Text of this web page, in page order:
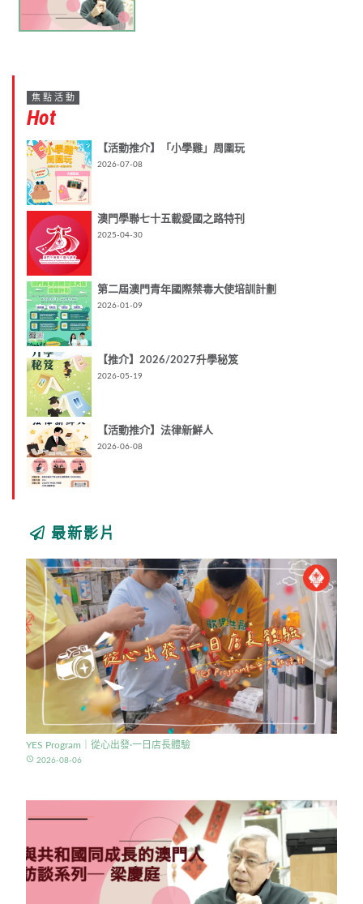
焦點活動
Hot
【活動推介】「小學雞」周圍玩
2026-07-08
澳門學聯七十五載愛國之路特刊
2025-04-30
第二屆澳門青年國際禁毒大使培訓計劃
2026-01-09
【推介】2026/2027升學秘笈
2026-05-19
【活動推介】法律新鮮人
2026-06-08
最新影片
YES Program｜從心出發·一日店長體驗
access_time 2026-08-06